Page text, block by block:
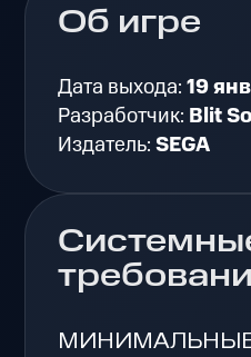
Об игре
Дата выхода:19
Разработчик: Blit
Издатель:SEGA